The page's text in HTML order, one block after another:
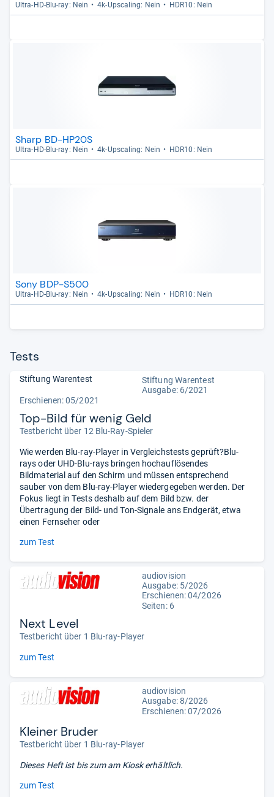
Ultra-​HD-​Blu-​ray: Nein 4k-​Ups­ca­ling: Nein HDR10: Nein
Sharp BD-HP20S
Ultra-​HD-​Blu-​ray: Nein 4k-​Ups­ca­ling: Nein HDR10: Nein
Sony BDP-S500
Ultra-​HD-​Blu-​ray: Nein 4k-​Ups­ca­ling: Nein HDR10: Nein
Tests
Stiftung Warentest
Stiftung Warentest
Ausgabe: 6/2021
Erschienen: 05/2021
Top-Bild für wenig Geld
Testbericht über 12 Blu-Ray-Spieler
Wie werden Blu-ray-Player in Vergleichstests geprüft?Blu-
rays oder UHD-Blu-rays bringen hochauflösendes
Bildmaterial auf den Schirm und müssen entsprechend
sauber von dem Blu-ray-Player wiedergegeben werden. Der
Fokus liegt in Tests deshalb auf dem Bild bzw. der
Übertragung der Bild- und Ton-Signale ans Endgerät, etwa
einen Fernseher oder
zum Test
audiovision
Ausgabe: 5/2026
Erschienen:04/2026
Seiten: 6
Next Level
Testbericht über 1 Blu-ray-Player
zum Test
audiovision
Ausgabe: 8/2026
Erschienen:07/2026
Kleiner Bruder
Testbericht über 1 Blu-ray-Player
Dieses Heft ist bis zumam Kiosk erhältlich.
zum Test